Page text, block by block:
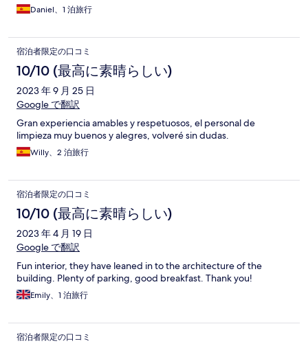
Daniel、1 泊旅行
宿泊者限定の口コミ
10/10 (最高に素晴らしい)
2023 年 9 月 25 日
Google で翻訳
Gran experiencia amables y respetuosos, el personal de
limpieza muy buenos y alegres, volveré sin dudas.
Willy、2 泊旅行
宿泊者限定の口コミ
10/10 (最高に素晴らしい)
2023 年 4 月 19 日
Google で翻訳
Fun interior, they have leaned in to the architecture of the
building. Plenty of parking, good breakfast. Thank you!
Emily、1 泊旅行
宿泊者限定の口コミ